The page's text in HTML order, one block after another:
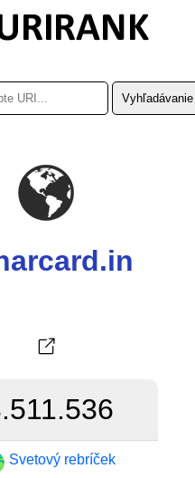
Svetový rebríček